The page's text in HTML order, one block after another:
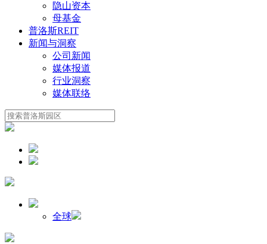
隐山资本
母基金
普洛斯REIT
新闻与洞察
公司新闻
媒体报道
行业洞察
媒体联络
全球